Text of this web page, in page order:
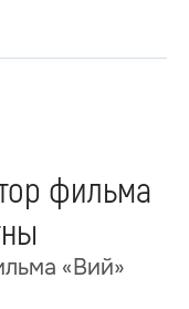
фильма
«Вий»